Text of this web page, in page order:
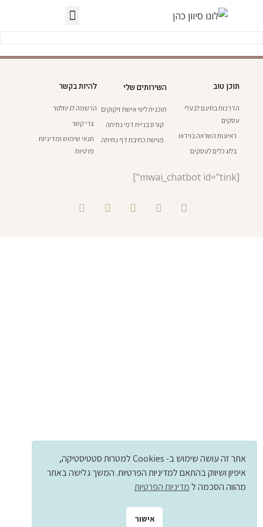
תוכן טוב
הדרכות בחינם לבעלי
עסקים
ראיונות השראה בוידאו
בלוג כלים לעסקים
השירותים שלי
תוכנית ליווי אישת זיקוקים
קורס בניית דפי נחיתה
פגישת כתיבת דף נחיתה
להיות בקשר
הרשמה לניוזלטר
צרי קשר
תנאי שימוש ומדיניות
פרטיות
אתר זה עושה שימוש ב- Cookies למטרות סטטיסטיקה,
איפיון ושיווק בהתאם למדיניות הפרטיות. המשך גלישה באתר
מהווה הסכמה למדיניות הפרטיות
אישור